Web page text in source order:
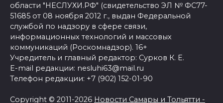
области "НЕСЛУХИ.РФ" (свидетельство ЭЛ № ФС77-
51685 от 08 ноября 2012 г., выдан Федеральной
службой по надзору в сфере связи,
информационных технологий и массовых
коммуникаций (Роскомнадзор). 16+
Учредитель и главный редактор: Сурков К. Е.
E-mail редакции: nesluhi63@mail.ru
Телефон редакции: +7 (902) 152-01-90
Copyright © 2011-2026 Новости Самары и Тольятти -